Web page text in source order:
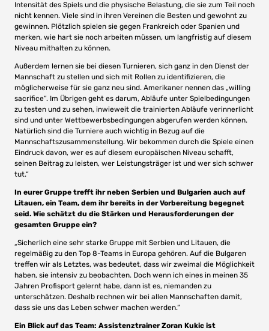
Intensität des Spiels und die physische Belastung, die sie zum Teil noch
nicht kennen. Viele sind in ihren Vereinen die Besten und gewohnt zu
gewinnen. Plötzlich spielen sie gegen Frankreich oder Spanien und
merken, wie hart sie noch arbeiten müssen, um langfristig auf diesem
Niveau mithalten zu können.
Außerdem lernen sie bei diesen Turnieren, sich ganz in den Dienst der
Mannschaft zu stellen und sich mit Rollen zu identifizieren, die
möglicherweise für sie ganz neu sind. Amerikaner nennen das „willing
sacrifice“. Im Übrigen geht es darum, Abläufe unter Spielbedingungen
zu testen und zu sehen, inwieweit die trainierten Abläufe verinnerlicht
sind und unter Wettbewerbsbedingungen abgerufen werden können.
Natürlich sind die Turniere auch wichtig in Bezug auf die
Mannschaftszusammenstellung. Wir bekommen durch die Spiele einen
Eindruck davon, wer es auf diesem europäischen Niveau schafft,
seinen Beitrag zu leisten, wer Leistungsträger ist und wer sich schwer
tut.“
In eurer Gruppe trefft ihr neben Serbien und Bulgarien auch auf
Litauen, ein Team, dem ihr bereits in der Vorbereitung begegnet
seid. Wie schätzt du die Stärken und Herausforderungen der
gesamten Gruppe ein?
„Sicherlich eine sehr starke Gruppe mit Serbien und Litauen, die
regelmäßig zu den Top 8-Teams in Europa gehören. Auf die Bulgaren
treffen wir als Letztes, was bedeutet, dass wir zweimal die Möglichkeit
haben, sie intensiv zu beobachten. Doch wenn ich eines in meinen 35
Jahren Profisport gelernt habe, dann ist es, niemanden zu
unterschätzen. Deshalb rechnen wir bei allen Mannschaften damit,
dass sie uns das Leben schwer machen werden.“
Ein Blick auf das Team: Assistenztrainer Zoran Kukic ist